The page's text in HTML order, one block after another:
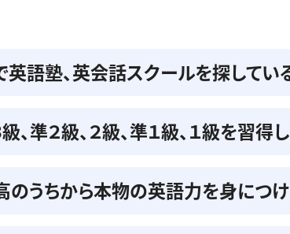
英語塾、英会話スクールを探してい
、準２級、２級、準１級、１級を習得
のうちから本物の英語力を身につ